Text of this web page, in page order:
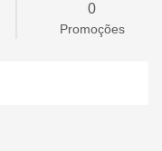
0
Promoções